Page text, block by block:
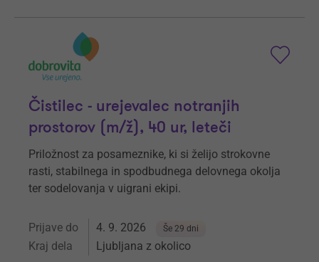
Čistilec - urejevalec notranjih
prostorov (m/ž), 40 ur, leteči
Priložnost za posameznike, ki si želijo strokovne
rasti, stabilnega in spodbudnega delovnega okolja
ter sodelovanja v uigrani ekipi.
Prijave do 4. 9. 2026 Še 29 dni
Kraj dela Ljubljana z okolico